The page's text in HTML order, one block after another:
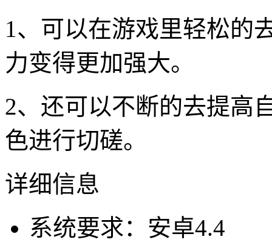
1、可以在游戏里轻松的
力变得更加强大。
2、还可以不断的去提高
色进行切磋。
详细信息
系统要求：安卓4.4